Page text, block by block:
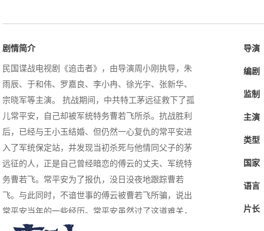
剧情简介
民国谍战电视剧《追击者》，由导演周小刚执导，朱
雨辰、于和伟、罗嘉良、李小冉、徐光宇、张新华、
宗晓军等主演。 抗战期间，中共特工茅远征救下了孤
儿常平安，自己却被军统特务曹若飞所杀。抗战胜利
后，已经与王小玉结婚、但仍然一心复仇的常平安进
入了军统保定站，并发现当初杀死与他情同父子的茅
远征的人，正是自己曾经暗恋的傅云的丈夫、军统特
务曹若飞。常平安为了报仇，没日没夜地跟踪曹若
飞。与此同时，不谙世事的傅云被曹若飞所骗，说出
常平安当年的一些经历。常平安虽然过了这道难关，
但他的危机一直此起彼伏。最后，已经加入中国共产
导演
编剧
监制
主演
类型
国家
语言
片长